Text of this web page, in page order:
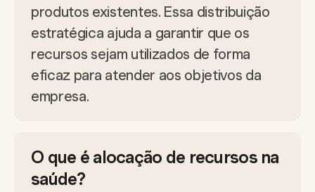
produtos existentes. Essa distribuição
estratégica ajuda a garantir que os
recursos sejam utilizados de forma
eficaz para atender aos objetivos da
empresa.
O que é alocação de recursos na
saúde?